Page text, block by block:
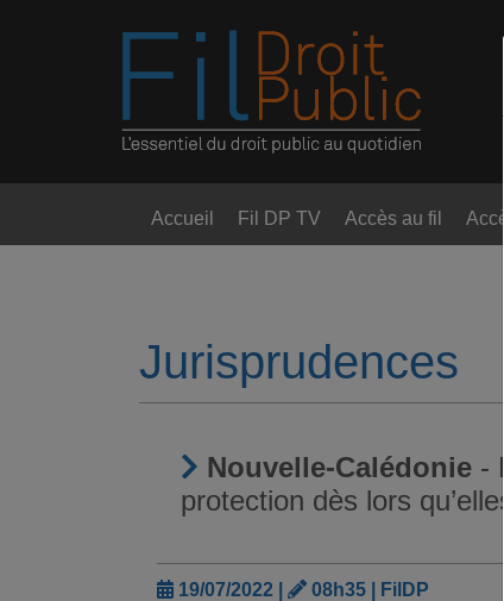
Accueil Fil DP TV Accès au fil
Jurisprudences
Nouvelle-Calédonie -
protection dès lors
19/07/2022 | 08h35 | FilDP